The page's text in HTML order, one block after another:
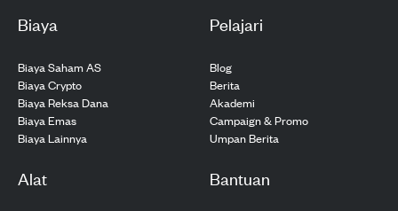
Biaya
Biaya Saham AS
Biaya Crypto
Biaya Reksa Dana
Biaya Emas
Biaya Lainnya
Pelajari
Blog
Berita
Akademi
Campaign & Promo
Umpan Berita
Alat Bantuan